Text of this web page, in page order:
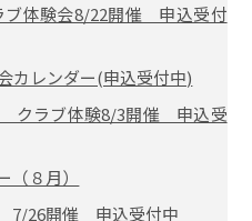
ブ体験会8/22開催 申込受付
レンダー(申込受付中)
クラブ体験8/3開催 申込受
８月）
7/26開催 申込受付中